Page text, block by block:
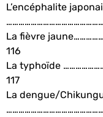
L’encéphalite
La fièvre
116
La typhoïde
117
La dengue/